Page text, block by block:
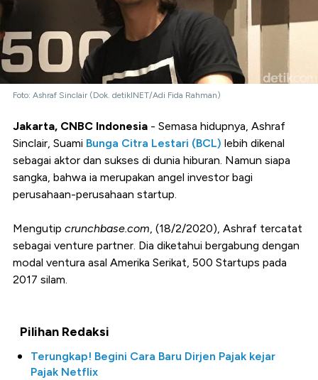
Foto: Ashraf Sinclair (Dok. detikINET/Adi Fida Rahman)
Jakarta, CNBC Indonesia - Semasa hidupnya, Ashraf
Sinclair, Suami Bunga Citra Lestari (BCL) lebih dikenal
sebagai aktor dan sukses di dunia hiburan. Namun siapa
sangka, bahwa ia merupakan angel investor bagi
perusahaan-perusahaan startup.
Mengutip crunchbase.com, (18/2/2020), Ashraf tercatat
sebagai venture partner. Dia diketahui bergabung dengan
modal ventura asal Amerika Serikat, 500 Startups pada
2017 silam.
Pilihan Redaksi
Terungkap! Begini Cara Baru Dirjen Pajak kejar
Pajak Netflix